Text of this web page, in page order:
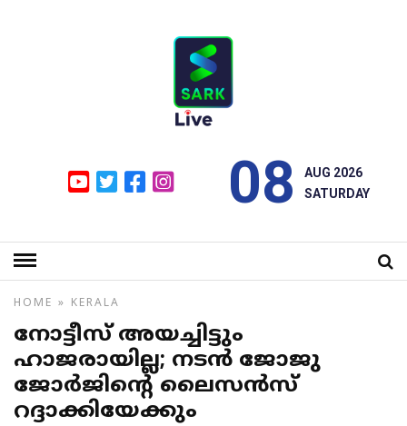
08
AUG 2026
SATURDAY
HOME » KERALA
നോട്ടീസ് അയച്ചിട്ടും
ഹാജരായില്ല; നടന്‍ ജോജു
ജോര്‍ജിന്റെ ലൈസന്‍സ്
റദ്ദാക്കിയേക്കും